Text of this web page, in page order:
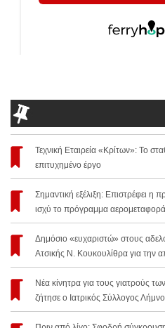
Τεχνική Εταιρεία «Κρίτων»: Το
επιτυχημένο έργο
Σημαντική εξέλιξη: Επιστρέφει
ισχύ το πρόγραμμα
Δημόσιο «ευχαριστώ» στους
Ατσικής Ν. Κουκουλίθρα για την
Νέα κίνητρα για τους γιατρούς
ζήτησε ο Ιατρικός Σύλλογος